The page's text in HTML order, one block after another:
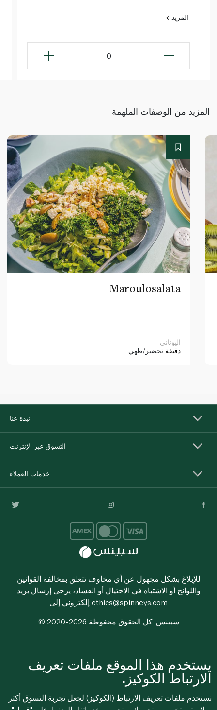
المزيد
0
المزيد من الوصفات الملهمة
Maroulosalata
اليوناني
دقيقة تحضير/طهي
نبذة عنا
التسوق عبر الإنترنت
خدمات العملاء
للإبلاغ بشكل مجهول عن أي مخاوف تتعلق بمخالفة القوانين
واللوائح أو الاشتباه في الاحتيال أو الفساد، يرجى إرسال بريد
ethics@spinneys.com
© 2020-2026 سبينس. كل الحقوق محفوظة
يستخدم هذا الموقع ملفات تعريف
الارتباط الكوكيز.
نستخدم ملفات تعريف الارتباط (الكوكيز) لجعل تجربة التسوق أكثر